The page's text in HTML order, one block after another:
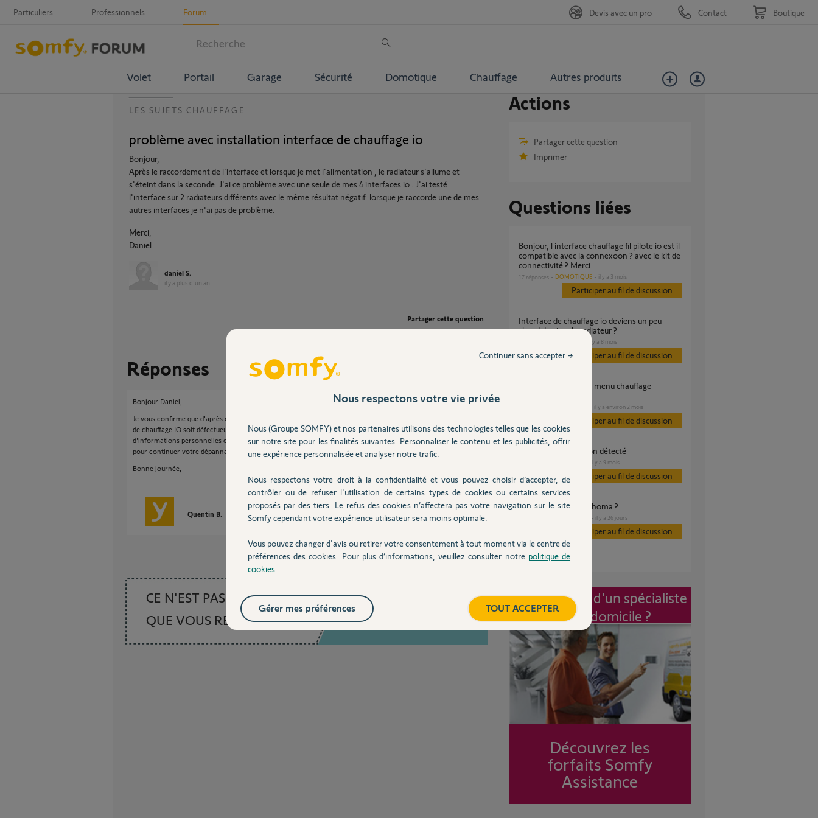
Particuliers Professionnels Forum
Volet Portail Garage Sécurité Domotique Chauffage Autres produits
Devis avec un pro Contact Boutique
LES SUJETS CHAUFFAGE
problème avec installation interface de chauffage io
Bonjour,
Après le raccordement de l'interface et lorsque je met l'alimentation , le radiateur s'allume et
s'éteint dans la seconde. J'ai ce problème avec une seule de mes 4 interfaces io . J'ai testé
l'interface sur 2 radiateurs différents avec le même résultat négatif. lorsque je raccorde une de mes
autres interfaces je n'ai pas de problème.
Merci,
Daniel
daniel S.
il y a plus d'un an
Partager cette question
Réponses
Bonjour Daniel,
Je vous confirme que d'après ce que vous nous indiquez, il semblerait que votre interface
de chauffage IO soit défectueux. Afin de gérer votre SAV, je vais avoir besoin
d'informations personnelles et c'est pour cette raison que je viens de vous envoyer un mail
pour continuer votre dépannage en privé.
Bonne journée,
Quentin B. il y a plus d'un an
CE N'EST PAS CE
QUE VOUS RECHERCHEZ
Posez votre question
Actions
Partager cette question
Imprimer
Questions liées
bonjour, l interface chauffage fil pilote io est il
compatible avec la connexoon ? avec le kit de
connectivité ? Merci
17 réponses DOMOTIQUE il y a 3 mois
Participer au fil de discussion
Interface de chauffage io deviens un peu
chaud derriere le radiateur ?
il y a 8 mois
Participer au fil de discussion
il y a environ 2 mois
Participer au fil de discussion
Chauffage IO RTS non détecté
il y a 9 mois
Participer au fil de discussion
Récupération clef Tahoma ?
il y a 26 jours
Participer au fil de discussion
Intervention d'un spécialiste
à mon domicile ?
Découvrez les
forfaits Somfy
Assistance
Nous respectons votre vie privée
Nous (Groupe SOMFY) et nos partenaires utilisons des technologies telles que les cookies
sur notre site pour les finalités suivantes: Personnaliser le contenu et les publicités, offrir
une expérience personnalisée et analyser notre trafic.
Nous respectons votre droit à la confidentialité et vous pouvez choisir d’accepter, de
contrôler ou de refuser l'utilisation de certains types de cookies ou certains services
proposés par des tiers. Le refus des cookies n’affectera pas votre navigation sur le site
Somfy cependant votre expérience utilisateur sera moins optimale.
Vous pouvez changer d'avis ou retirer votre consentement à tout moment via le centre de
préférences des cookies. Pour plus d’informations, veuillez consulter notre politique de
cookies
Continuer sans accepter →
TOUT ACCEPTER
Gérer mes préférences